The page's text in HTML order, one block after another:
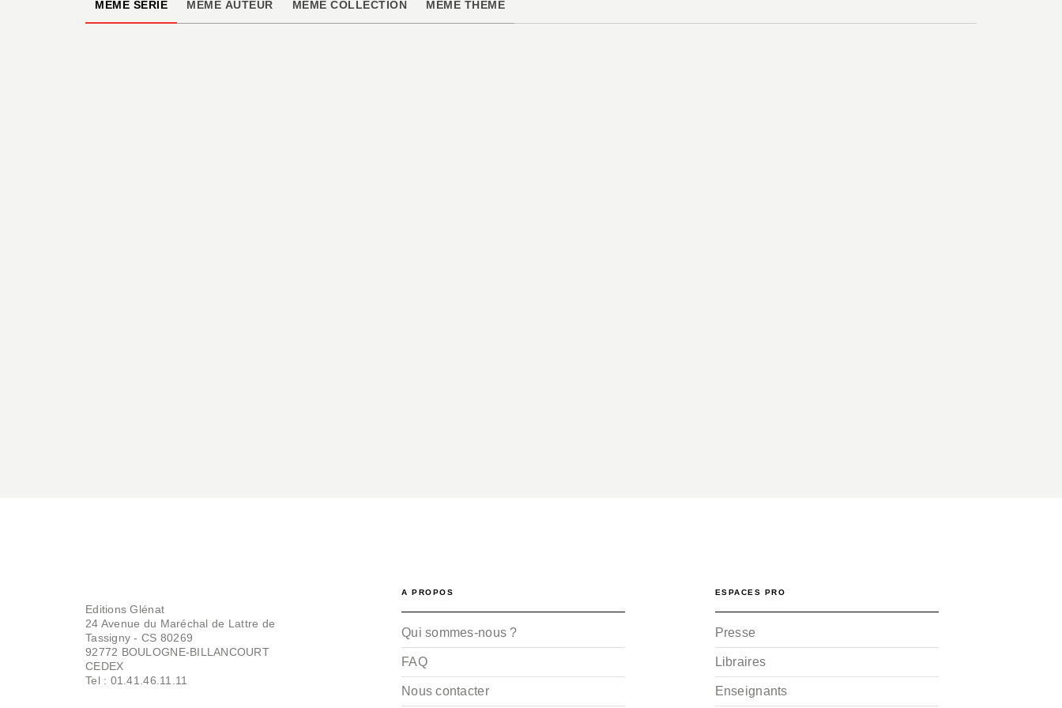
MÊME SÉRIE MÊME AUTEUR MÊME COLLECTION MÊME THÈME
Editions Glénat
24 Avenue du Maréchal de Lattre de
Tassigny - CS 80269
92772 BOULOGNE-BILLANCOURT
CEDEX
Tel : 01.41.46.11.11
A PROPOS
Qui sommes-nous ?
FAQ
Nous contacter
ESPACES PRO
Presse
Libraires
Enseignants